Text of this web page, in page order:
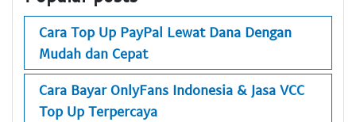
Cara Top Up PayPal Lewat Dana Dengan
Mudah dan Cepat
Cara Bayar OnlyFans Indonesia & Jasa VCC
Top Up Terpercaya